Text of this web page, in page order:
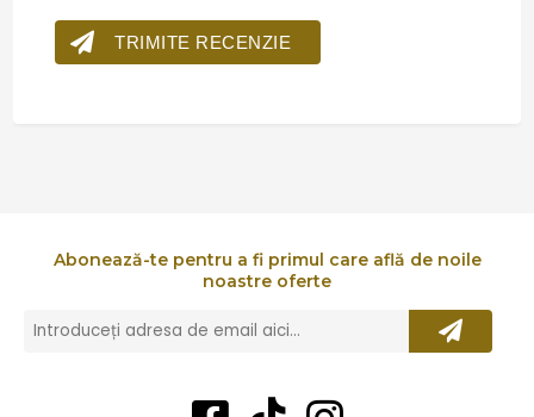
TRIMITE RECENZIE
Abonează-te pentru a fi primul care află de noile
noastre oferte